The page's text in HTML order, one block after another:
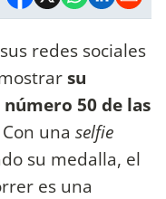
redes sociales
su
50 de las
una selfie
su medalla, el
es una